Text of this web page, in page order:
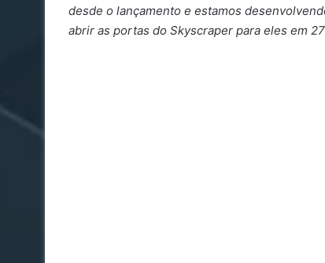
desde o lançamento e estamos
abrir as portas do Skyscraper para eles em